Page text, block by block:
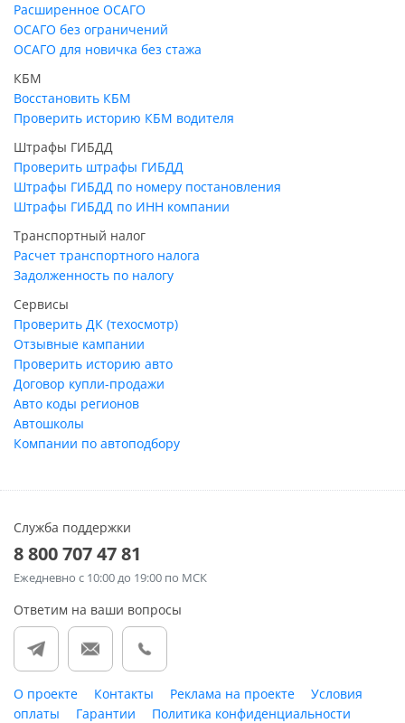
Расширенное ОСАГО
ОСАГО без ограничений
ОСАГО для новичка без стажа
КБМ
Восстановить КБМ
Проверить историю КБМ водителя
Штрафы ГИБДД
Проверить штрафы ГИБДД
Штрафы ГИБДД по номеру постановления
Штрафы ГИБДД по ИНН компании
Транспортный налог
Расчет транспортного налога
Задолженность по налогу
Сервисы
Проверить ДК (техосмотр)
Отзывные кампании
Проверить историю авто
Договор купли-продажи
Авто коды регионов
Автошколы
Компании по автоподбору
Служба поддержки
8 800 707 47 81
Ежедневно с 10:00 до 19:00 по МСК
Ответим на ваши вопросы
О проекте Контакты Реклама на проекте
Условия
оплаты
Гарантии Политика конфиденциальности